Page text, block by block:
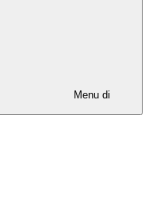
Menu di